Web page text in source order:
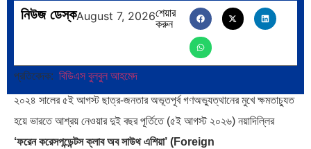
প্রথাগত মেধা, স্ট্র্যাটেজিক গভর্নেন্স ও… পদ্মা সেতু ও রেল সংযোগ…
বৈশ্বিক অর্থব্যবস্থা, আইএমএফ-
বিশ্বব্যাংক, ইসলামী ব্যাংকিং…
অর্থ পাচারের মহাকাব্য: ১০০ ডলারের…
নিউজ ডেস্কAugust 7, 2026শেয়ার
করুন
প্রতিবেদক: বিডিএস বুলবুল আহমেদ
২০২৪ সালের ৫ই আগস্ট ছাত্র-জনতার অভূতপূর্ব গণঅভ্যুত্থানের মুখে ক্ষমতাচ্যুত
হয়ে ভারতে আশ্রয় নেওয়ার দুই বছর পূর্তিতে (৫ই আগস্ট ২০২৬) নয়াদিল্লির
‘ফরেন করেসপন্ডেন্টস ক্লাব অব সাউথ এশিয়া’ (Foreign